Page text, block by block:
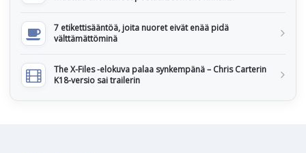
7 etikettisääntöä, joita nuoret eivät enää pidä
välttämättöminä
The X-Files -elokuva palaa synkempänä – Chris Carterin
K18-versio sai trailerin